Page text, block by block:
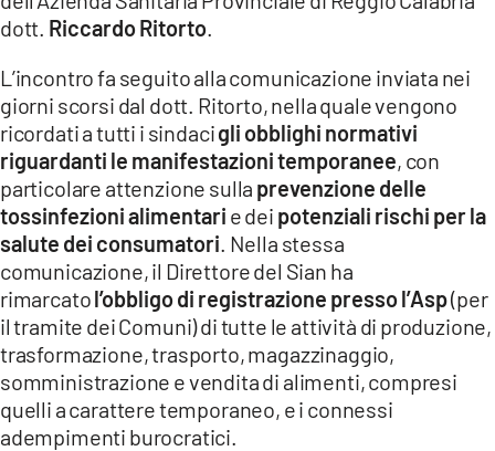
LACITYMAG.IT
ILREGGINO.IT
COSENZACHANNEL.IT
ILVIBONESE.IT
CATANZAROCHANNEL.IT
LACAPITALENEWS.IT
App
ANDROID
APPLE
dott. Riccardo Ritorto.
L’incontro fa seguito alla comunicazione inviata nei
giorni scorsi dal dott. Ritorto, nella quale vengono
ricordati a tutti i sindacigli obblighi normativi
riguardanti le manifestazioni temporanee, con
particolare attenzione sulla prevenzione delle
tossinfezioni alimentari e dei potenziali rischi per la
salute dei consumatori . Nella stessa
comunicazione, il Direttore del Sian ha
rimarcatol’obbligo di registrazione presso l’Asp(per
il tramite dei Comuni) di tutte le attività di produzione,
trasformazione, trasporto, magazzinaggio,
somministrazione e vendita di alimenti, compresi
quelli a carattere temporaneo, e i connessi
adempimenti burocratici.